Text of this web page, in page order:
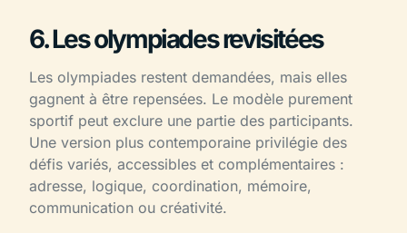
6. Les olympiades revisitées
Les olympiades restent demandées, mais elles
gagnent à être repensées. Le modèle purement
sportif peut exclure une partie des participants.
Une version plus contemporaine privilégie des
défis variés, accessibles et complémentaires :
adresse, logique, coordination, mémoire,
communication ou créativité.